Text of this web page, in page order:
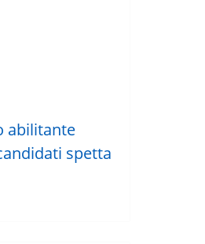
abilitante
spetta